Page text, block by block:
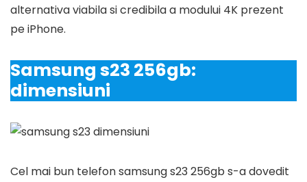
alternativa viabila si credibila a modului 4K prezent
pe iPhone.
Samsung s23 256gb:
dimensiuni
Cel mai bun telefon samsung s23 256gb s-a dovedit